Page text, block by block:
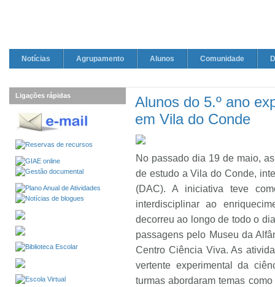
Notícias Agrupamento Alunos Comunidade
Alunos do 5.º ano
em Vila do Conde
No passado dia 19 de maio,
de estudo a Vila do Conde,
(DAC). A iniciativa teve
interdisciplinar ao
decorreu ao longo de todo o
passagens pelo Museu da
Centro Ciência Viva. As
vertente experimental da
turmas abordaram temas
Ligações rápidas